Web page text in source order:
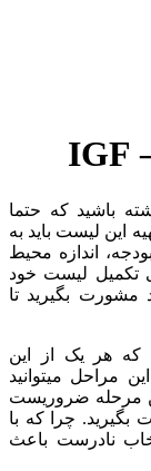
باشید که حتما
این لیست باید به
اندازه محیط
تکمیل لیست خود
مشورت بگیرید تا
که هر یک از این
مراحل میتوانید
مرحله ضروریست
چرا که با
نادرست باعث